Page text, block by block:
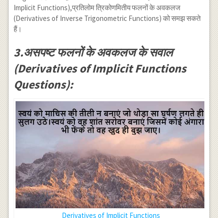
=\sec
^{-1}\left(\sec 2
\theta \\
\Rightarrow y =2
\cos ^{-1} x
x}=-
\frac{2}
{\sqrt{1-
x^{2}}}
Implicit Functions),प्रतिलोम त्रिकोणमितीय फलनों के अवकलज
(Derivatives of Inverse Trigonometric Functions) को समझ सकते
हैं।
3.असपष्ट फलनों के अवकलज के सवाल
(Derivatives of Implicit Functions
Questions):
Derivatives of Implicit Functions